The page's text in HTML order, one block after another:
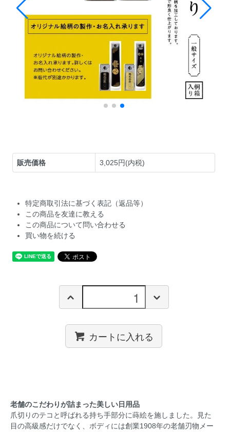
販売価格 3,025円(内税)
特定商取引法に基づく表記（返品等）
この商品を友達に教える
この商品について問い合わせる
買い物を続ける
カートに入れる
老舗のこだわりが詰まった美しい日用品
爪切りのテコと呼ばれる持ち手部分に蒔絵を施しました。見た
目の高級感だけでなく、ボディには創業1908年の老舗刃物メー